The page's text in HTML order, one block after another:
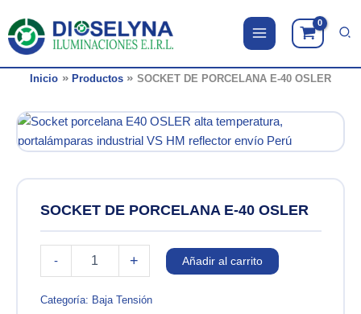
contenido
Inicio Productos SOCKET DE PORCELANA E-40 OSLER
SOCKET DE PORCELANA E-40 OSLER
-
E-
+ Añadir al carrito
Categoría: Baja Tensión